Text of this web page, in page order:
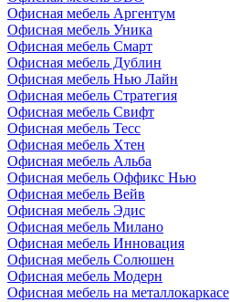
Офисная мебель Аргентум
Офисная мебель Уника
Офисная мебель Смарт
Офисная мебель Дублин
Офисная мебель Нью Лайн
Офисная мебель Стратегия
Офисная мебель Свифт
Офисная мебель Тесс
Офисная мебель Хтен
Офисная мебель Альба
Офисная мебель Оффикс Нью
Офисная мебель Вейв
Офисная мебель Эдис
Офисная мебель Милано
Офисная мебель Инновация
Офисная мебель Солюшен
Офисная мебель Модерн
Офисная мебель на металлокаркасе